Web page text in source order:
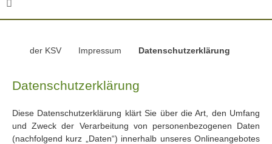
der KSV Impressum Datenschutzerklärung
Datenschutzerklärung
Diese Datenschutzerklärung klärt Sie über die Art, den Umfang
und Zweck der Verarbeitung von personenbezogenen Daten
(nachfolgend kurz „Daten“) innerhalb unseres Onlineangebotes